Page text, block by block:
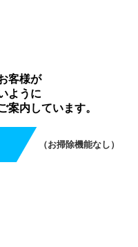
客様が
ように
案内しています。
掃除機能なし）
（お掃除機能なし）